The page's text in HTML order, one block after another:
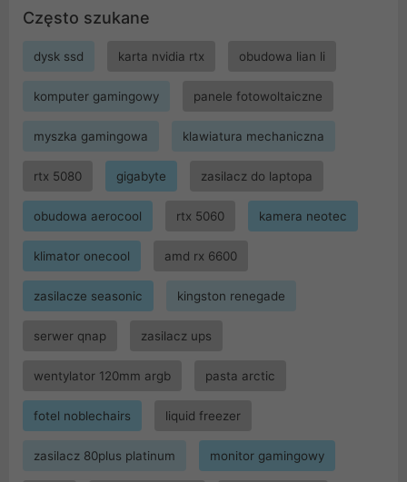
Często szukane
dysk ssd karta nvidia rtx obudowa lian li
komputer gamingowy panele fotowoltaiczne
myszka gamingowa klawiatura mechaniczna
rtx 5080 gigabyte zasilacz do laptopa
obudowa aerocool rtx 5060 kamera neotec
klimator onecool amd rx 6600
zasilacze seasonic kingston renegade
serwer qnap zasilacz ups
wentylator 120mm argb pasta arctic
fotel noblechairs liquid freezer
zasilacz 80plus platinum monitor gamingowy